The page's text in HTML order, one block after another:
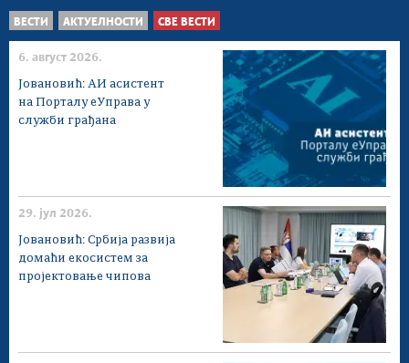
ВЕСТИ АКТУЕЛНОСТИ СВЕ ВЕСТИ
6. август 2026.
Јовановић: АИ асистент
на Порталу еУправа у
служби грађана
29. јул 2026.
Јовановић: Србија развија
домаћи екосистем за
пројектовање чипова